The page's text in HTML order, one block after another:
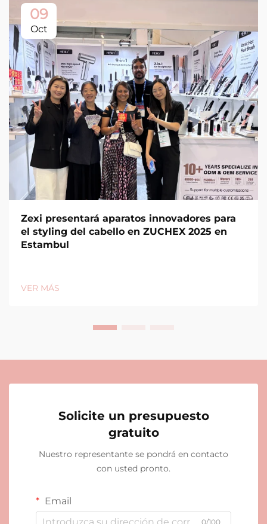
09
Oct
Zexi presentará aparatos innovadores para
el styling del cabello en ZUCHEX 2025 en
Estambul
VER MÁS
Solicite un presupuesto
gratuito
Nuestro representante se pondrá en contacto
con usted pronto.
Email
0/100